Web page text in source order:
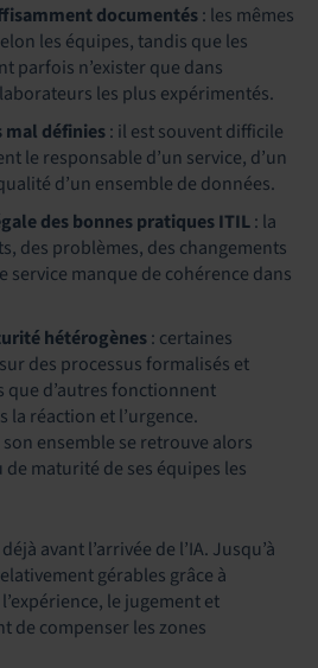
documentés: les mêmes
les équipes, tandis que les
parfois n’exister que dans
les plus expérimentés.
mal définies: il est souvent difficile
le responsable d’un service, d’un
d’un ensemble de données.
des bonnes pratiques ITIL: la
des problèmes, des changements
service manque de cohérence dans
hétérogènes: certaines
des processus formalisés et
que d’autres fonctionnent
réaction et l’urgence.
ensemble se retrouve alors
maturité de ses équipes les
avant l’arrivée de l’IA. Jusqu’à
gérables grâce à
le jugement et
de compenser les zones